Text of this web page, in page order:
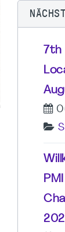
7th